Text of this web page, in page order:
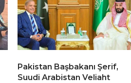
Pakistan Başbakanı Şerif,
Suudi Arabistan Veliaht